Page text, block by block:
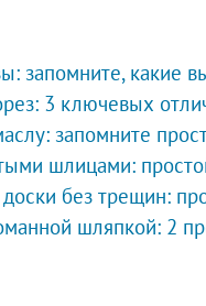
запомните, какие
3 ключевых
запомните
шлицами:
без трещин:
шляпкой: 2